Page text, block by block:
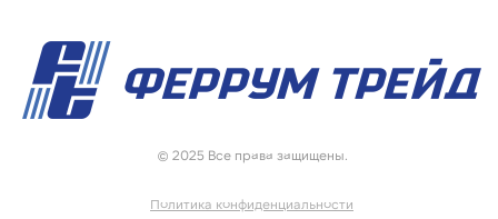
© 2025 Все права защищены.
Политика конфиденциальности